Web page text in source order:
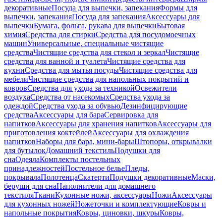
декоративныеПосуда для выпечки, запеканияФормы для
выпечки, запеканияПосуда для запеканияАксессуары для
выпечкиБумага, фольга, рукава для выпечкиБытовая
химияСредства для стиркиСредства для посудомоечных
машинУниверсальные, специальные чистящие
средстваЧистящие средства для стекол и зеркалЧистящие
средства для ванной и туалетаЧистящие средства для
кухниСредства для мытья посудыЧистящие средства для
мебелиЧистящие средства для напольных покрытий и
ковровСредства для ухода за техникойОсвежители
воздухаСредства от насекомыхСредства ухода за
одеждойСредства ухода за обувьюДезинфицирующие
средстваАксессуары для бараСервировка для
напитковАксессуары для хранения напитковАксессуары для
приготовления коктейлейАксессуары для охлаждения
напитковНаборы для бара, мини-барыШтопоры, открывалки
для бутылокДомашний текстильПодушки для
снаОдеялаКомплекты постельных
принадлежностейПостельное бельеПледы,
покрывалаПолотенцаСкатертиПодушки декоративныеМаски,
беруши для снаНаполнители для домашнего
текстиляТканиКухонные ножи, аксессуарыНожиАксессуары
для кухонных ножейНожеточки и комплектующиеКовры и
напольные покрытияКовры, циновки, шкурыКовры,